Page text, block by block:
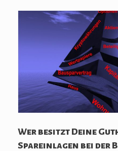
Wer besitzt Deine
Spareinlagen bei der